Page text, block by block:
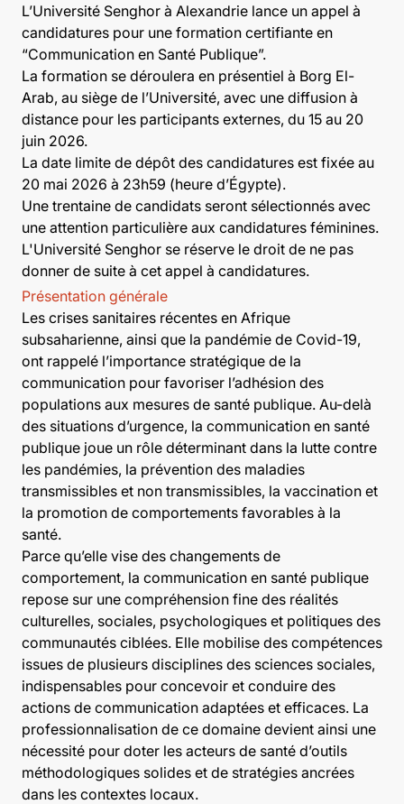
L’Université Senghor à Alexandrie lance un appel à
candidatures pour une formation certifiante en
“Communication en Santé Publique”.
La formation se déroulera en présentiel à Borg El-
Arab, au siège de l’Université, avec une diffusion à
distance pour les participants externes, du 15 au 20
juin 2026.
La date limite de dépôt des candidatures est fixée au
20 mai 2026 à 23h59 (heure d’Égypte).
Une trentaine de candidats seront sélectionnés avec
une attention particulière aux candidatures féminines.
L'Université Senghor se réserve le droit de ne pas
donner de suite à cet appel à candidatures.
Présentation générale
Les crises sanitaires récentes en Afrique
subsaharienne, ainsi que la pandémie de Covid-19,
ont rappelé l’importance stratégique de la
communication pour favoriser l’adhésion des
populations aux mesures de santé publique. Au-delà
des situations d’urgence, la communication en santé
publique joue un rôle déterminant dans la lutte contre
les pandémies, la prévention des maladies
transmissibles et non transmissibles, la vaccination et
la promotion de comportements favorables à la
santé.
Parce qu’elle vise des changements de
comportement, la communication en santé publique
repose sur une compréhension fine des réalités
culturelles, sociales, psychologiques et politiques des
communautés ciblées. Elle mobilise des compétences
issues de plusieurs disciplines des sciences sociales,
indispensables pour concevoir et conduire des
actions de communication adaptées et efficaces. La
professionnalisation de ce domaine devient ainsi une
nécessité pour doter les acteurs de santé d’outils
méthodologiques solides et de stratégies ancrées
dans les contextes locaux.